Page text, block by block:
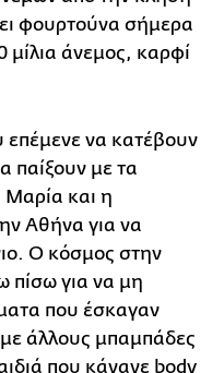
φουρτούνα σήμερα
άνεμος, καρφί
επέμενε να κατέβουν
παίξουν με τα
και η
Αθήνα για να
Ο κόσμος στην
πίσω για να μη
που έσκαγαν
άλλους μπαμπάδες
που κάνανε body